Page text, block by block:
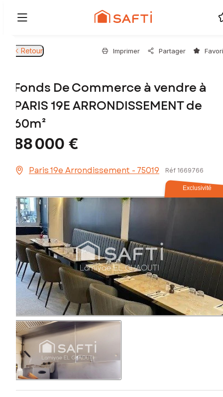
Retour Imprimer Partager
Fonds De Commerce à vendre à
PARIS 19E ARRONDISSEMENT de
60m²
88 000 €
Paris 19e Arrondissement - 75019 Réf 1669766
Exclusivité